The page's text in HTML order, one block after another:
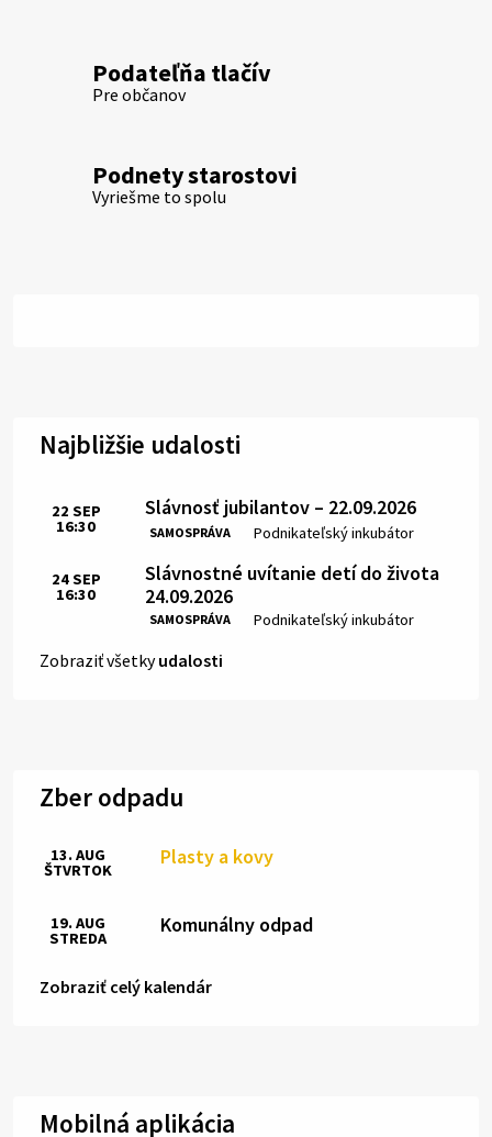
Podateľňa tlačív
Pre občanov
Podnety starostovi
Vyriešme to spolu
Najbližšie udalosti
Slávnosť jubilantov – 22.09.2026
SAMOSPRÁVA Miesto:
Podnikateľský inkubátor
Čas:
22 SEP
16:30
Slávnostné uvítanie detí do života
24.09.2026
SAMOSPRÁVA Miesto:
Podnikateľský inkubátor
Čas:
24SEP
16:30
Zobraziť všetkyudalosti
Zber odpadu
Plasty a kovy
13. AUG
ŠTVRTOK
Komunálny odpad
19. AUG
STREDA
Zobraziť celý kalendár
Mobilná aplikácia